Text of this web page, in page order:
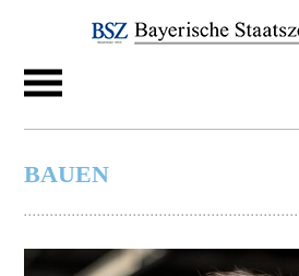
BAUEN